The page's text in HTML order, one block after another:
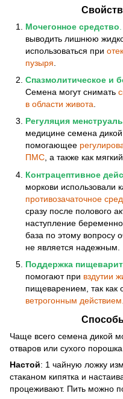
Мочегонное средство
выводить лишнюю
использоваться при
пузыря
Спазмолитическое и
Семена могут снимать
в области живота
Регуляция
медицине семена дикой
помогающее
ПМС, а также как мягкий
Контрацептивное
моркови использовали
противозачаточное
сразу после полового
наступление
база по этому вопросу
не является надежным.
Поддержка
помогают при вздутии
пищеварением, так как
ветрогонным действием.
Чаще всего семена дикой
отваров или сухого порошка.
Настой: 1 чайную ложку
стаканом кипятка и
процеживают. Пить можно